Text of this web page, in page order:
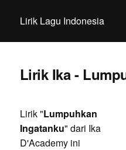
Lirik Lagu Indonesia
Lirik Ika -
Lirik "Lumpuhkan
Ingatanku" dari Ika
D'Academy ini